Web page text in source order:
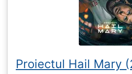
Proiectul Hail Mary